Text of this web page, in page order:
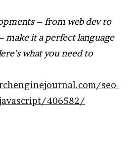
– from web dev to
make it a perfect language
what you need to
seo-
406582/